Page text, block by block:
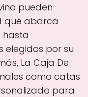
pueden
que abarca
hasta
elegidos por su
La Caja De
como catas
para